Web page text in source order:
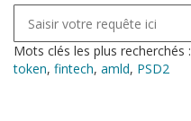
Mots clés les plus recherchés :
token, fintech, amld, PSD2